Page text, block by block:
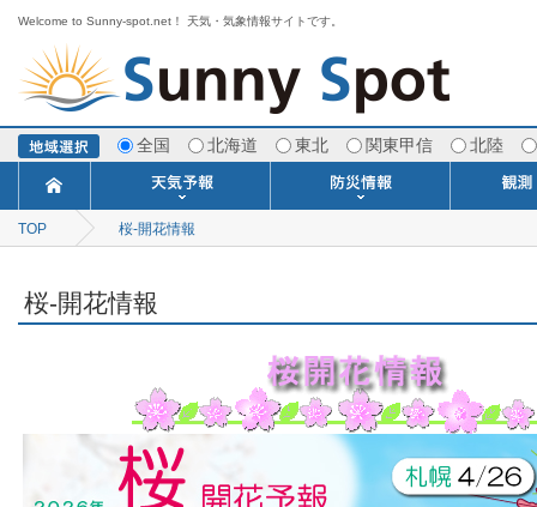
Welcome to Sunny-spot.net！ 天気・気象情報サイトです。
全国 北海道 東北 関東甲信 北陸
TOPICS
分布予報
今日明日の天気
ポイント予報
週間天気予報
1ヶ月予報
3ヶ月予報
寒・暖候期予報
世界の天気
海上予報
TOP 桜-開花情報
桜-開花情報